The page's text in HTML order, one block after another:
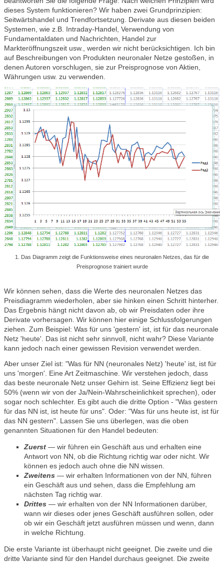
dieses System funktionieren? Wir haben zwei Grundprinzipien:
Seitwärtshandel und Trendfortsetzung. Derivate aus diesen beiden
Systemen, wie z.B. Intraday-Handel, Verwendung von
Fundamentaldaten und Nachrichten, Handel zur
Markteröffnungszeit usw., werden wir nicht berücksichtigen. Ich bin
auf Beschreibungen von Produkten neuronaler Netze gestoßen, in
denen Autoren vorschlugen, sie zur Preisprognose von Aktien,
Währungen usw. zu verwenden.
1. Das Diagramm zeigt die Funktionsweise eines neuronalen Netzes, das für die
Preisprognose trainiert wurde
Wir können sehen, dass die Werte des neuronalen Netzes das
Preisdiagramm wiederholen, aber sie hinken einen Schritt hinterher.
Das Ergebnis hängt nicht davon ab, ob wir Preisdaten oder ihre
Derivate vorhersagen. Wir können hier einige Schlussfolgerungen
ziehen. Zum Beispiel: Was für uns 'gestern' ist, ist für das neuronale
Netz 'heute'. Das ist nicht sehr sinnvoll, nicht wahr? Diese Variante
kann jedoch nach einer gewissen Revision verwendet werden.
Aber unser Ziel ist: "Was für NN (neuronales Netz) 'heute' ist, ist für
uns 'morgen'. Eine Art Zeitmaschine. Wir verstehen jedoch, dass
das beste neuronale Netz unser Gehirn ist. Seine Effizienz liegt bei
50% (wenn wir von der Ja/Nein-Wahrscheinlichkeit sprechen), oder
sogar noch schlechter. Es gibt auch die dritte Option - "Was gestern
für das NN ist, ist heute für uns". Oder: "Was für uns heute ist, ist für
das NN gestern". Lassen Sie uns überlegen, was die oben
genannten Situationen für den Handel bedeuten:
Zuerst — wir führen ein Geschäft aus und erhalten eine
Antwort von NN, ob die Richtung richtig war oder nicht. Wir
können es jedoch auch ohne die NN wissen.
Zweitens — wir erhalten Informationen von der NN, führen
ein Geschäft aus und sehen, dass die Empfehlung am
nächsten Tag richtig war.
Drittes — wir erhalten von der NN Informationen darüber,
wann wir dieses oder jenes Geschäft ausführen sollen, oder
ob wir ein Geschäft jetzt ausführen müssen und wenn, dann
in welche Richtung.
Die erste Variante ist überhaupt nicht geeignet. Die zweite und die
dritte Variante sind für den Handel durchaus geeignet. Die zweite